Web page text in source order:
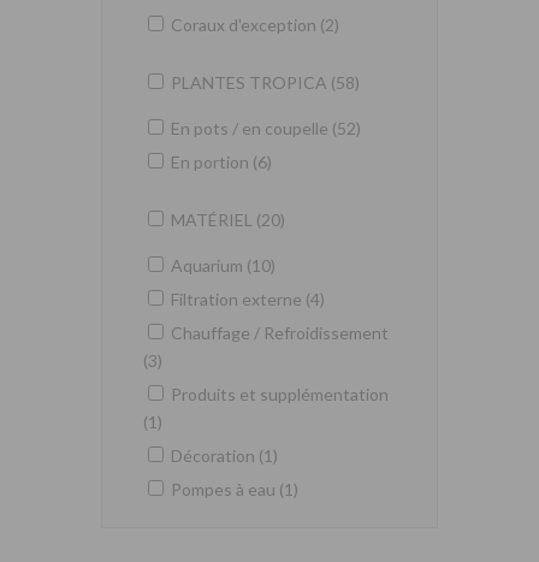
Coraux d'exception (2)
PLANTES TROPICA (58)
En pots / en coupelle (52)
En portion (6)
MATÉRIEL (20)
Aquarium (10)
Filtration externe (4)
Chauffage / Refroidissement
(3)
Produits et supplémentation
(1)
Décoration (1)
Pompes à eau (1)